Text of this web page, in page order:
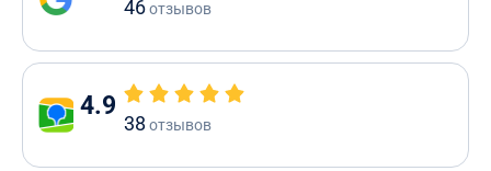
46отзывов
4.9
38 отзывов